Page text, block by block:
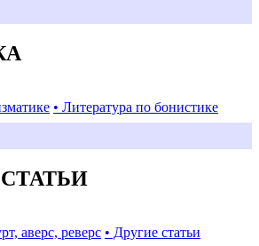
• Литература по бонистике
аверс, реверс • Другие статьи